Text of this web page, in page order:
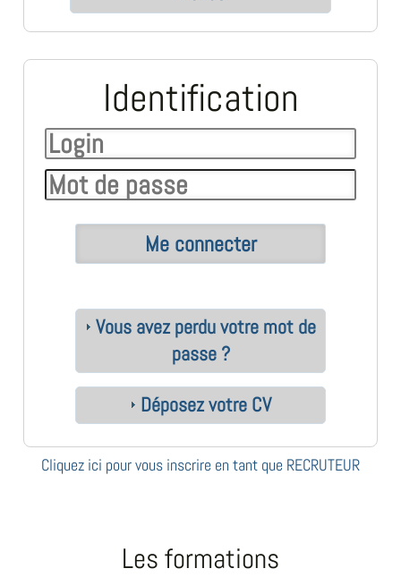
Identification
Vous avez perdu votre mot de
passe ?
Déposez votre CV
Cliquez ici pour vous inscrire en tant que RECRUTEUR
Les formations